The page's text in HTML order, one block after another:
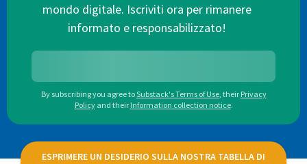
mondo digitale. Iscriviti ora per rimanere
informato e responsabilizzato!
By subscribing you agree toSubstack's Terms of Use, their Privacy
Policy and their Information collection notice.
ESPRIMERE UN DESIDERIO SULLA NOSTRA TABELLA DI